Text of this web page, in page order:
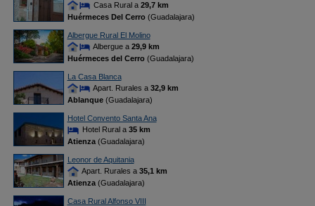
Casa Rural a 29,7 km
Huérmeces Del Cerro(Guadalajara)
Albergue Rural El Molino
Albergue a 29,9 km
Huérmeces del Cerro(Guadalajara)
La Casa Blanca
Apart. Rurales a 32,9 km
Ablanque(Guadalajara)
Hotel Convento Santa Ana
Hotel Rural a 35 km
Atienza(Guadalajara)
Leonor de Aquitania
Apart. Rurales a 35,1 km
Atienza(Guadalajara)
Casa Rural Alfonso VIII